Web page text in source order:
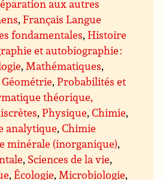
aux autres
,Français Langue
fondamentales,Histoire
et autobiographie :
, Mathématiques,
Géométrie,Probabilités et
théorique,
,Physique,Chimie,
analytique,Chimie
minérale (inorganique),
, Sciences de la vie,
,Écologie, Microbiologie,